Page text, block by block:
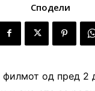
Сподели
филмот од пред 2